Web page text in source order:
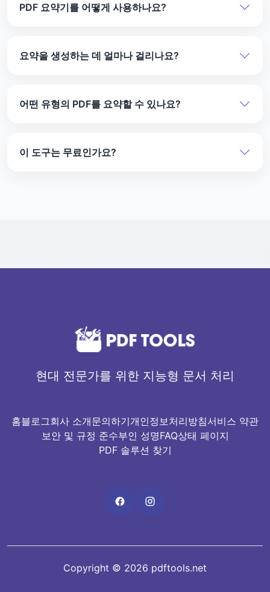
PDF 콘텐츠를 읽고 이해합니다. 각 요약에는 페이지
PDF 요약기를 어떻게 사용하나요?
중에서 선택할 수 있습니다. 요약은 PDF의 구조를 유
요약을 생성하는 데 얼마나 걸리나요?
니다.
어떤 유형의 PDF를 요약할 수 있나요?
이 도구는 무료인가요?
현대 전문가를 위한 지능형 문서 처리
홈블로그회사 소개문의하기개인정보처리방침서비스 약관
보안 및 규정 준수부인 성명FAQ상태 페이지
PDF 솔루션 찾기
Copyright © 2026 pdftools.net